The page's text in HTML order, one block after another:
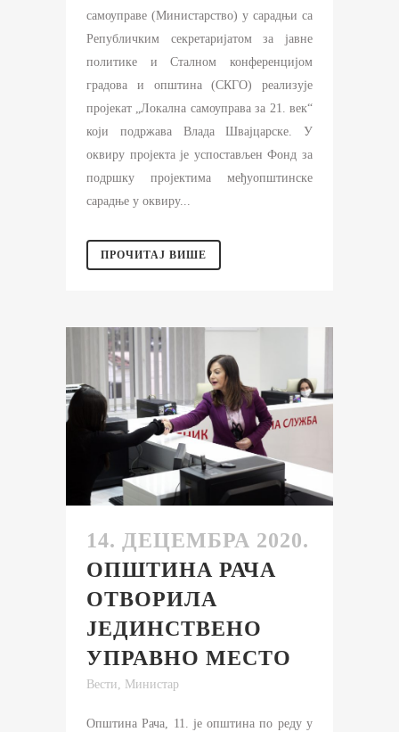
самоуправе (Mинистарство) у сарадњи са
Републичким секретаријатом за јавне
политике и Сталном конференцијом
градова и општина (СКГО) реализује
пројекат „Локална самоуправа за 21. век“
који подржава Влада Швајцарске. У
оквиру пројекта је успостављен Фонд за
подршку пројектима међуопштинске
сарадње у оквиру...
ПРОЧИТАЈ ВИШЕ
14. ДЕЦЕМБРА 2020.
ОПШТИНА РАЧА
ОТВОРИЛА
ЈЕДИНСТВЕНО
УПРАВНО МЕСТО
Вести, Министар
Општина Рача, 11. је општина по реду у